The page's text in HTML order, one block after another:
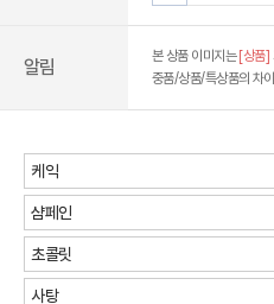
알림 본 상품 이미지는 [상품]
중품/상품/특상품의 차